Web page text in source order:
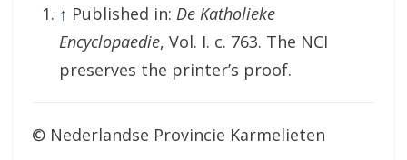
↑ Published in: De Katholieke
Encyclopaedie, Vol. I. c. 763. The NCI
preserves the printer’s proof.
© Nederlandse Provincie Karmelieten